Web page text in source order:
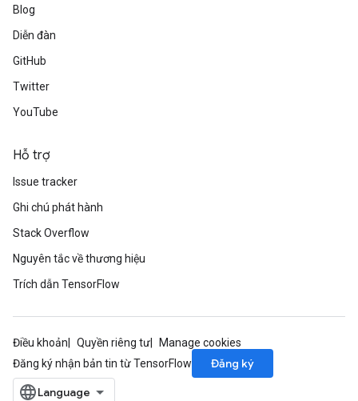
Blog
Diễn đàn
GitHub
Twitter
YouTube
Hỗ trợ
Issue tracker
Ghi chú phát hành
Stack Overflow
Nguyên tắc về thương hiệu
Trích dẫn TensorFlow
Điều khoản Quyền riêng tư
Manage cookies
Đăng ký nhận bản tin từ TensorFlow
Đăng ký